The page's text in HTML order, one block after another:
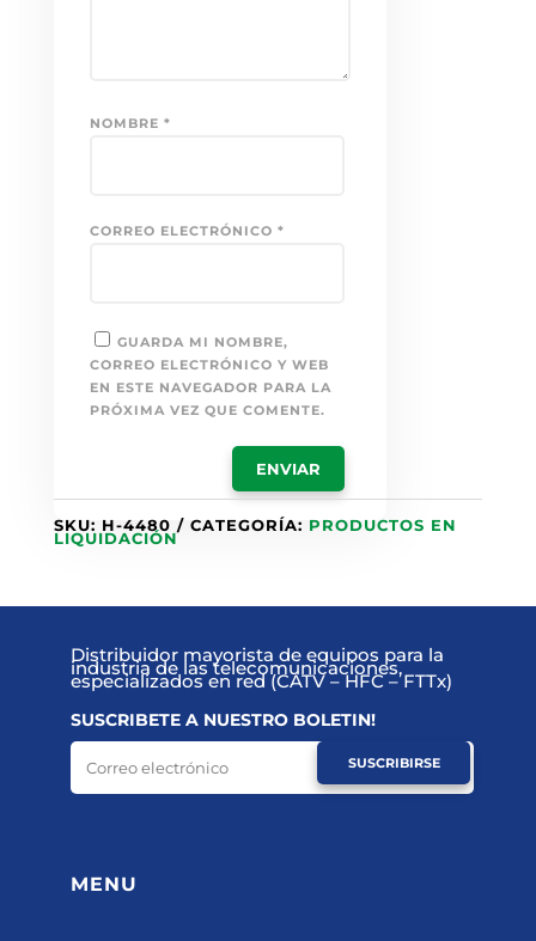
NOMBRE *
CORREO ELECTRÓNICO *
GUARDA MI NOMBRE,
CORREO ELECTRÓNICO Y WEB
EN ESTE NAVEGADOR PARA LA
PRÓXIMA VEZ QUE COMENTE.
SKU: H-4480 CATEGORÍA: PRODUCTOS EN
LIQUIDACIÓN
Distribuidor mayorista de equipos para la
industria de las telecomunicaciones,
especializados en red (CATV – HFC – FTTx)
SUSCRIBETE A NUESTRO BOLETIN!
SUSCRIBIRSE
MENU